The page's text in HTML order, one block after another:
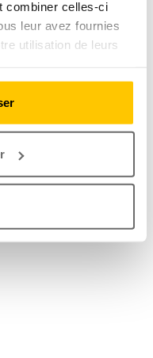
combiner celles-ci
leur avez fournies
utilisation de leurs